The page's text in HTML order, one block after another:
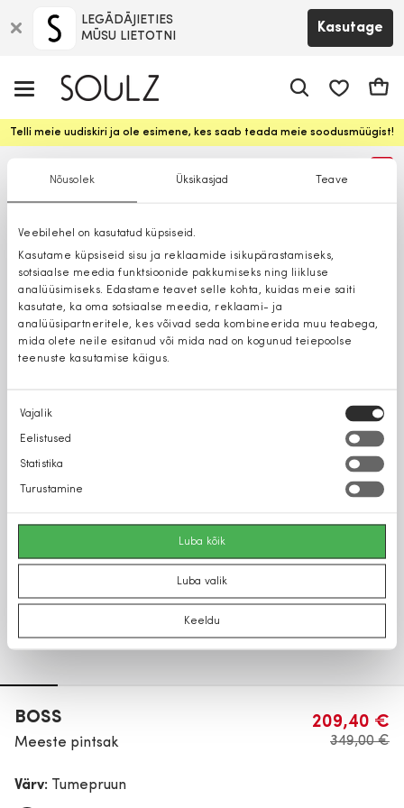
Nõusolek Üksikasjad Teave
Veebilehel on kasutatud küpsiseid.
Kasutame küpsiseid sisu ja reklaamide isikupärastamiseks,
sotsiaalse meedia funktsioonide pakkumiseks ning liikluse
analüüsimiseks. Edastame teavet selle kohta, kuidas meie saiti
kasutate, ka oma sotsiaalse meedia, reklaami- ja
analüüsipartneritele, kes võivad seda kombineerida muu teabega,
mida olete neile esitanud või mida nad on kogunud teiepoolse
teenuste kasutamise käigus.
Nõusoleku
valik
Vajalik
Eelistused
Statistika
Turustamine
Luba kõik
Luba valik
Keeldu
LEGĀDĀJIETIES
MŪSU LIETOTNI
Kasutage
Telli meie uudiskiri ja ole esimene, kes saab teada meie soodusmüügist!
BOSS
Meeste pintsak
209,40 €
349,00 €
Värv: Tumepruun